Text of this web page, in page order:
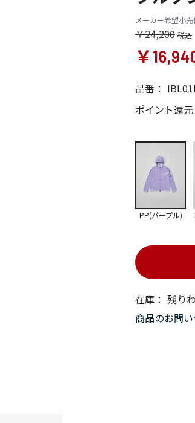
メーカー希望小売
￥24,200
￥
品番：
ポイント還元
在庫： 残り
PP(パープル)
商品のお問